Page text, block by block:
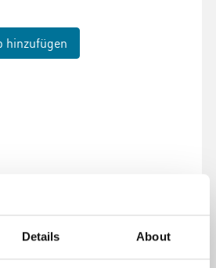
Details About
hinzufügen
Ihres xTool